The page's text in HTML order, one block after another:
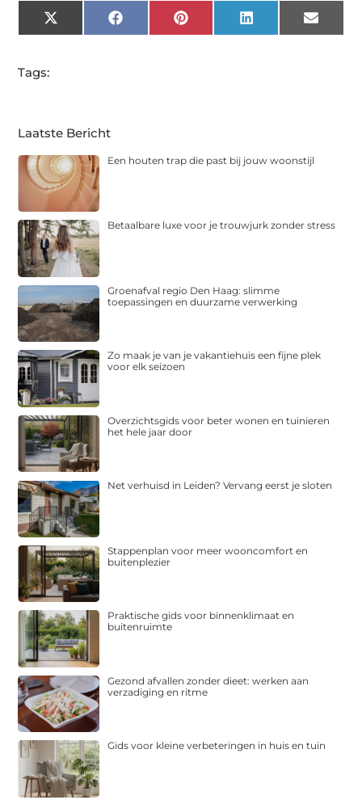
X
(Twitter)
FacebookPinterest LinkedIn Email
Tags:
Laatste Bericht
Een houten trap die past bij jouw woonstijl
Betaalbare luxe voor je trouwjurk zonder stress
Groenafval regio Den Haag: slimme
toepassingen en duurzame verwerking
Zo maak je van je vakantiehuis een fijne plek
voor elk seizoen
Overzichtsgids voor beter wonen en tuinieren
het hele jaar door
Net verhuisd in Leiden? Vervang eerst je sloten
Stappenplan voor meer wooncomfort en
buitenplezier
Praktische gids voor binnenklimaat en
buitenruimte
Gezond afvallen zonder dieet: werken aan
verzadiging en ritme
Gids voor kleine verbeteringen in huis en tuin